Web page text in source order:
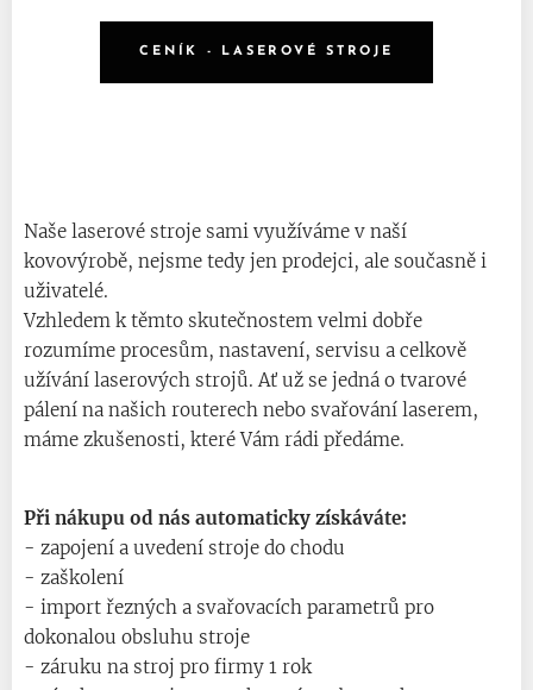
CENÍK - LASEROVÉ STROJE
Naše laserové stroje sami využíváme v naší
kovovýrobě, nejsme tedy jen prodejci, ale současně i
uživatelé.
Vzhledem k těmto skutečnostem velmi dobře
rozumíme procesům, nastavení, servisu a celkově
užívání laserových strojů. Ať už se jedná o tvarové
pálení na našich routerech nebo svařování laserem,
máme zkušenosti, které Vám rádi předáme.
Při nákupu od nás automaticky získáváte:
- zapojení a uvedení stroje do chodu
- zaškolení
- import řezných a svařovacích parametrů pro
dokonalou obsluhu stroje
- záruku na stroj pro firmy 1 rok